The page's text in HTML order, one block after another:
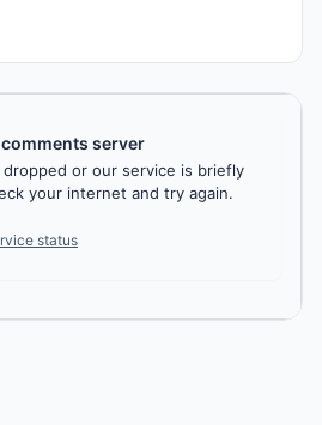
server
or our service is briefly
your internet and try again.
status